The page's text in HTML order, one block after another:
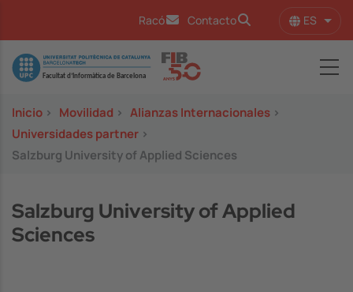
Racó Contacto ES
Image
Inicio > Movilidad > Alianzas Internacionales >
Universidades partner >
Salzburg University of Applied Sciences
Salzburg University of Applied
Sciences